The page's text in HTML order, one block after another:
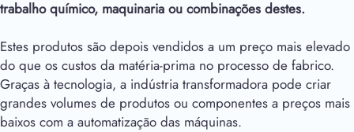
trabalho químico, maquinaria ou combinações destes.
Estes produtos são depois vendidos a um preço mais elevado
do que os custos da matéria-prima no processo de fabrico.
Graças à tecnologia, a indústria transformadora pode criar
grandes volumes de produtos ou componentes a preços mais
baixos com a automatização das máquinas.